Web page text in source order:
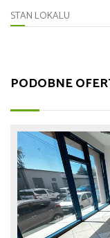
STAN LOKALU
PODOBNE